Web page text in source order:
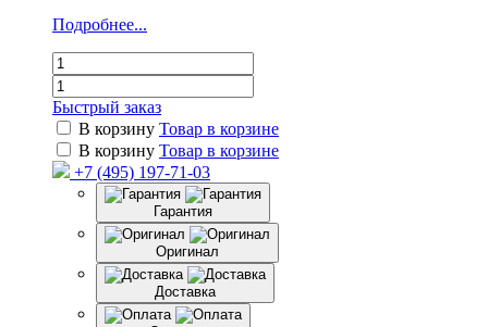
Подробнее...
Быстрый заказ
В корзину Товар в корзине
В корзину Товар в корзине
+7 (495) 197-71-03
Гарантия
Оригинал
Доставка